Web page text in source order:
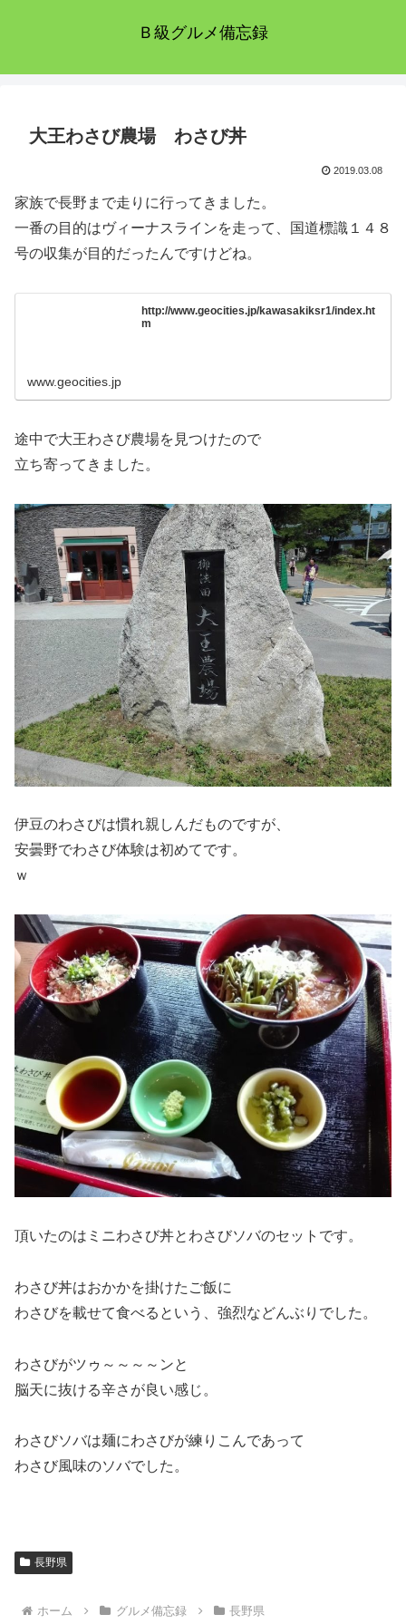
Ｂ級グルメ備忘録
大王わさび農場 わさび丼
2019.03.08
家族で長野まで走りに行ってきました。
一番の目的はヴィーナスラインを走って、国道標識１４８
号の収集が目的だったんですけどね。
http://www.geocities.jp/kawasakiksr1/index.ht
m
www.geocities.jp
途中で大王わさび農場を見つけたので
立ち寄ってきました。
伊豆のわさびは慣れ親しんだものですが、
安曇野でわさび体験は初めてです。
ｗ
頂いたのはミニわさび丼とわさびソバのセットです。
わさび丼はおかかを掛けたご飯に
わさびを載せて食べるという、強烈などんぶりでした。
わさびがツゥ～～～～ンと
脳天に抜ける辛さが良い感じ。
わさびソバは麺にわさびが練りこんであって
わさび風味のソバでした。
長野県
ホーム グルメ備忘録 長野県